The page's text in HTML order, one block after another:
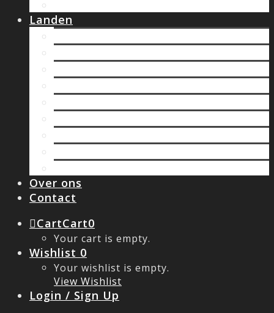
Landen
Over ons
Contact
CartCart0
Your cart is empty.
Wishlist 0
Your wishlist is empty.
View Wishlist
Login / Sign Up